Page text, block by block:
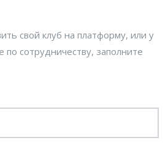
свой клуб на платформу, или у
по сотрудничеству, заполните